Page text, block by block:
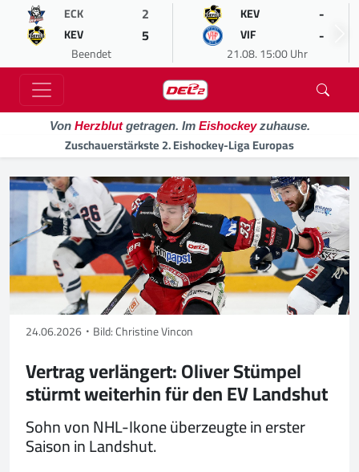
ECK 2
KEV 5
Beendet
KEV -
VIF -
21.08. 15:00 Uhr
Von Herzblutgetragen. Im Eishockeyzuhause.
Zuschauerstärkste 2. Eishockey-Liga Europas
24.06.2026 Bild: Christine Vincon
Vertrag verlängert: Oliver Stümpel
stürmt weiterhin für den EV Landshut
Sohn von NHL-Ikone überzeugte in erster
Saison in Landshut.